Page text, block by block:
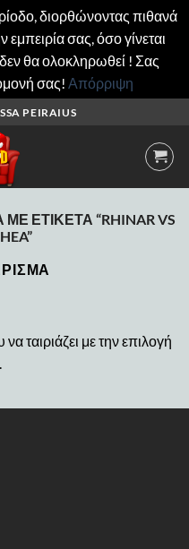
διορθώνοντας πιθανά
σας, όσο γίνεται
θα ολοκληρωθεί ! Σας
σας! Απόρριψη
PEIRAIUS
ΕΤΙΚΈΤΑ “RHINAR VS
ταιριάζει με την επιλογή